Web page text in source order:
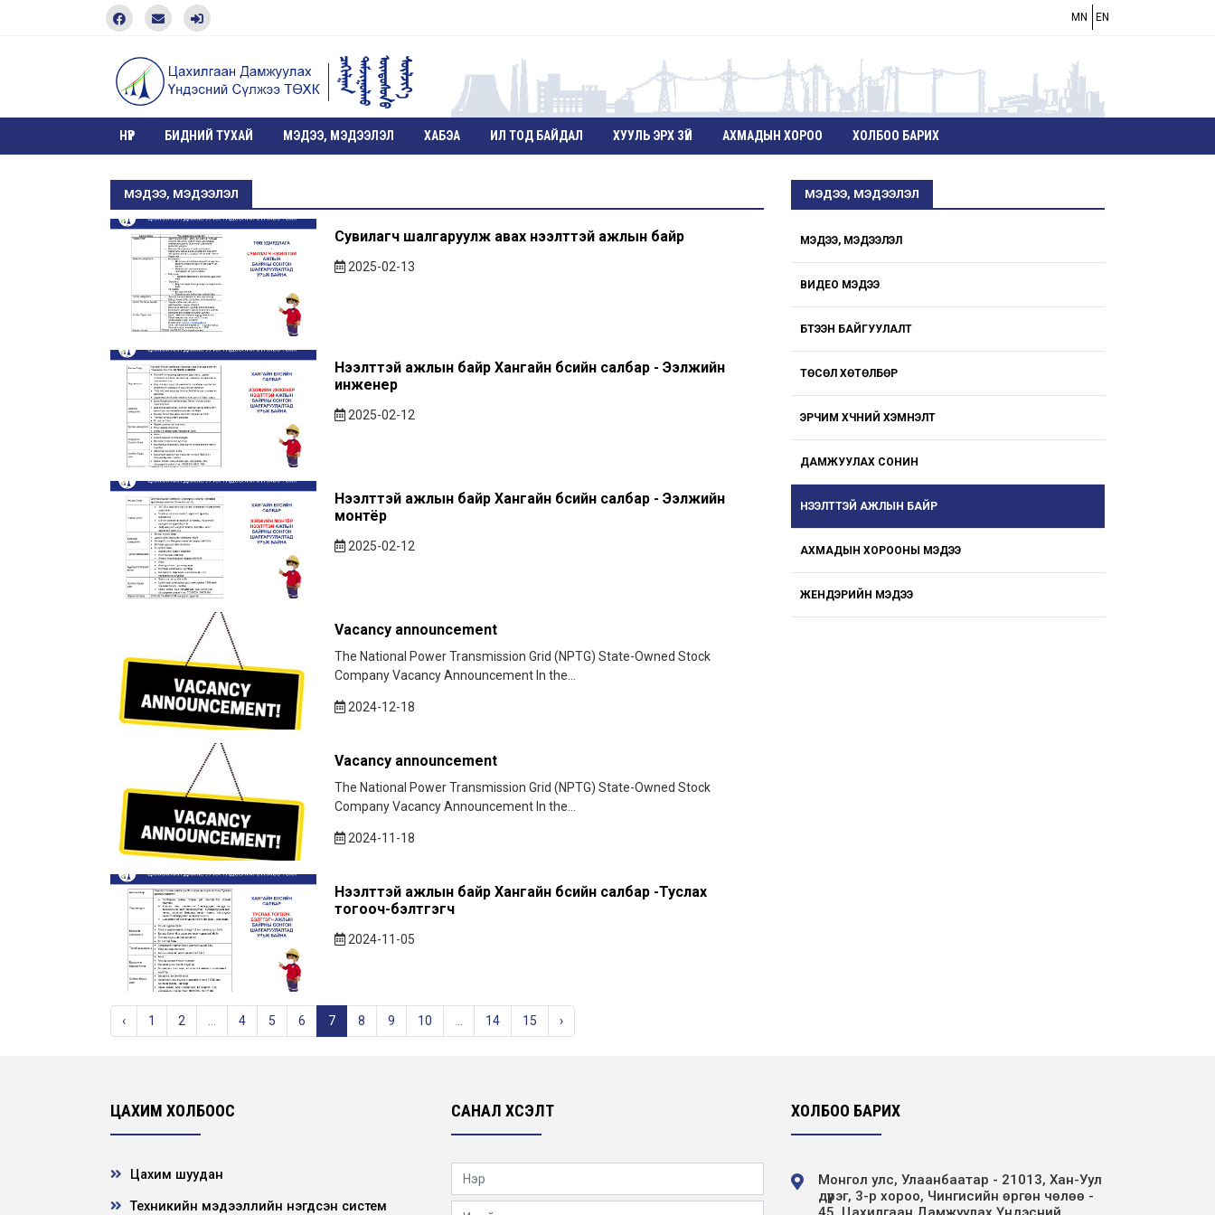
MN EN
НҮҮР БИДНИЙ ТУХАЙ МЭДЭЭ, МЭДЭЭЛЭЛ ХАБЭА ИЛ ТОД БАЙДАЛ ХУУЛЬ ЭРХ ЗҮЙ АХМАДЫН ХОРОО ХОЛБОО БАРИХ
МЭДЭЭ, МЭДЭЭЛЭЛ
Сувилагч шалгаруулж авах нээлттэй ажлын байр
2025-02-13
Нээлттэй ажлын байр Хангайн бүсийн салбар - Ээлжийн
инженер
2025-02-12
Нээлттэй ажлын байр Хангайн бүсийн салбар - Ээлжийн
монтёр
2025-02-12
Vacancy announcement
The National Power Transmission Grid (NPTG) State-Owned Stock
Company Vacancy Announcement In the...
2024-12-18
Vacancy announcement
The National Power Transmission Grid (NPTG) State-Owned Stock
Company Vacancy Announcement In the...
2024-11-18
Нээлттэй ажлын байр Хангайн бүсийн салбар -Туслах
тогооч-бэлтгэгч
2024-11-05
‹ 1 2 4 5 6 7 8 9 10 14 15 ›
МЭДЭЭ, МЭДЭЭЛЭЛ
МЭДЭЭ, МЭДЭЭЛЭЛ
ВИДЕО МЭДЭЭ
БҮТЭЭН БАЙГУУЛАЛТ
ТӨСӨЛ ХӨТӨЛБӨР
ЭРЧИМ ХҮЧНИЙ ХЭМНЭЛТ
ДАМЖУУЛАХ СОНИН
НЭЭЛТТЭЙ АЖЛЫН БАЙР
АХМАДЫН ХОРООНЫ МЭДЭЭ
ЖЕНДЭРИЙН МЭДЭЭ
ЦАХИМ ХОЛБООС
Цахим шуудан
Техникийн мэдээллийн нэгдсэн систем
САНАЛ ХҮСЭЛТ ХОЛБОО БАРИХ
Монгол улс, Улаанбаатар - 21013, Хан-Уул
дүүрэг, 3-р хороо, Чингисийн өргөн чөлөө -